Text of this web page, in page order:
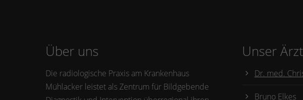
Über uns
Die radiologische Praxis am Krankenhaus
Mühlacker leistet als Zentrum für Bildgebende
Unser
Dr. med.
Bruno Elkes